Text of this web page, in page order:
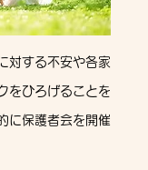
対する不安や各家
をひろげることを
に保護者会を開催